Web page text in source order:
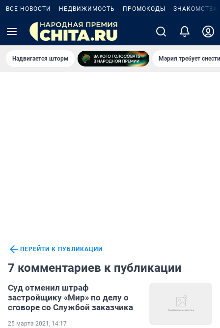
ВСЕ НОВОСТИ НЕДВИЖИМОСТЬ ПРОМОКОДЫ ЗНАКОМСТВА
Надвигается шторм Мэрия требует
ПЕРЕЙТИ К ПУБЛИКАЦИИ
7 комментариев к публикации
Суд отменил штраф
застройщику «Мир» по делу о
сговоре со Службой заказчика
25 марта 2021, 14:17